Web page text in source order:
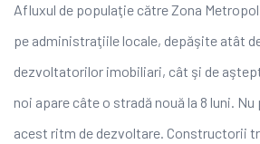
Afluxul de populaţie către Zona
pe administraţiile locale, depăşite atât
dezvoltatorilor imobiliari, cât şi de
noi apare câte o stradă nouă la 8 luni.
acest ritm de dezvoltare. Constructorii